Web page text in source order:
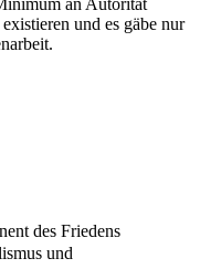
und es gäbe nur
des Friedens
und